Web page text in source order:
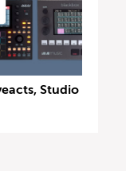
Studio